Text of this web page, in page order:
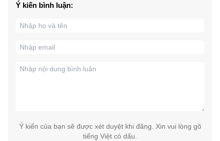
Ý kiến bình luận:
Ý kiến của bạn sẽ được xét duyệt khi đăng. Xin vui lòng gõ
tiếng Việt có dấu.